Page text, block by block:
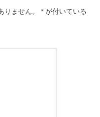
りません。 * が付いている